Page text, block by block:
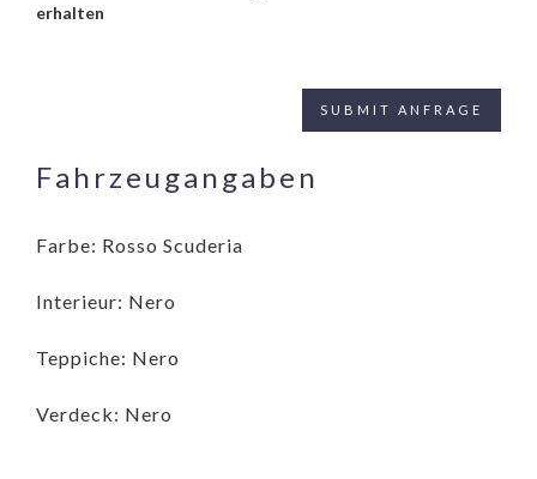
erhalten
Fahrzeugangaben
Farbe: Rosso Scuderia
Interieur: Nero
Teppiche: Nero
Verdeck: Nero